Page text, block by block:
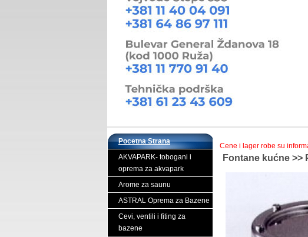
Pocetna Strana
AKVAPARK- tobogani i
oprema za akvapark
Arome za saunu
ASTRAL Oprema za Bazene
Cevi, ventili i fiting za
bazene
Cene i lager robe su
Fontane kućne >>